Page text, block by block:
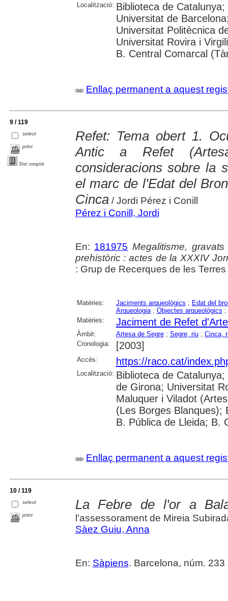
Localització: Biblioteca de
Universitat de
Universitat Politècnica
Universitat Rovira i
B. Central Comarcal
Enllaç permanent a aquest
9 / 119
select
print
Text complet
Refet: Tema obert 1.
Antic a Refet
consideracions sobre la
el marc de l'Edat del
Cinca/ Jordi Pérez i Conill
Pérez i Conill, Jordi
En: 181975 Megalitisme,
prehistòric : actes de la XXXIV
: Grup de Recerques de les
Matèries: Jaciments arqueològics ; Edat del
Arqueologia; Objectes arqueològics ;
Matèries:
Jaciment de Refet
Àmbit: Artesa de Segre; Segre, riu; Cinca,
Cronologia:
[2003]
Accés: https://raco.cat/
Localització: Biblioteca de
de Girona; Universitat
Maluquer i Viladot
(Les Borges Blanques);
B. Pública de Lleida; B.
Enllaç permanent a aquest
10 / 119
select
print
La Febre de l'or a
l'assessorament de Mireia
Sàez Guiu, Anna
En: Sàpiens. Barcelona, núm.